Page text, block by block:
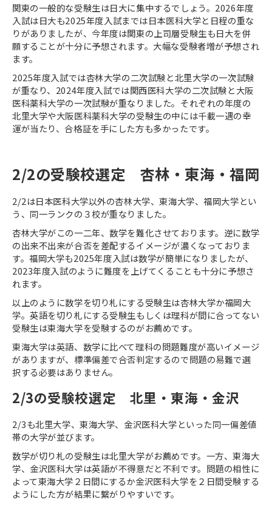
関東の一般的な受験生は日大に集中するでしょう。 2026年度
入試は日大も2025年度入試までは日本医科大学と日程の重な
りがありましたが、今年度は関東の上司層受験生も日大を併
願することが十分に予想されます。大幅な受験者増が予想され
ます。
2025年度入試では杏林大学の二次試験と北里大学の一次試験
が重なり、 2024年度入試では関西医科大学の二次試験と大阪
医科薬科大学の一次試験が重なりました。それぞれの年度の
北里大学や大阪医科薬科大学の受験生の中には千載一遇の幸
運が当たり、合格証を手にした方も多かったです。
2/2の受験校選定 杏林・東海・福岡
2/2は日本医科大学以外の杏林大学、東海大学、福岡大学とい
う、同一ランクの３校が重なりました。
杏林大学がこの一二年、数学を難化させております。逆に数学
の出来不出来が合否を差配するイメージが濃くなっておりま
す。福岡大学も2025年度入試は数学が簡単になりましたが、
2023年度入試のように難度を上げてくることも十分に予想さ
れます。
以上のように数学を切り札にする受験生は杏林大学か福岡大
学。英語を切り札にする受験生もしくは理科が間に合ってない
受験生は東海大学を受験するのがお薦めです。
東海大学は英語、数学に比べて理科の問題難度が高いイメージ
がありますが、標準偏差で合否判定するので問題の易難で選
択する必要はありません。
2/3の受験校選定 北里・東海・金沢
2/3も北里大学、東海大学、金沢医科大学といった同一偏差値
帯の大学が並びます。
数学が切り札の受験生は北里大学がお薦めです。一方、東海大
学、金沢医科大学は英語が不得意だと不利です。問題の相性に
よって東海大学２日間にするか金沢医科大学を２日間受験する
ようにした方が結果に繋がりやすいです。